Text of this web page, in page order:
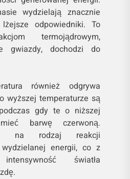
wydzielają znacznie
odpowiedniki. To
termojądrowym,
gwiazdy, dochodzi do
również odgrywa
wyższej temperaturze są
gdy te o niższej
barwę czerwoną.
na rodzaj reakcji
energii, co z
światła